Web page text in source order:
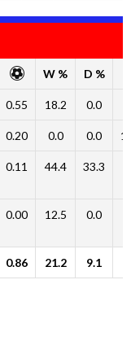
W % D %
0.55 18.2 0.0
0.20 0.0 0.0
0.11 44.4 33.3
0.00 12.5 0.0
0.86 21.2 9.1